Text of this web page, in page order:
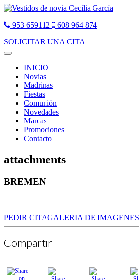
953 659112
608 964 874
SOLICITAR UNA CITA
Toggle
navigationINICIO
Novias
Madrinas
Fiestas
Comunión
Novedades
Marcas
Promociones
Contacto
attachments
BREMEN
PEDIR CITAGALERIA DE IMAGENES
Compartir